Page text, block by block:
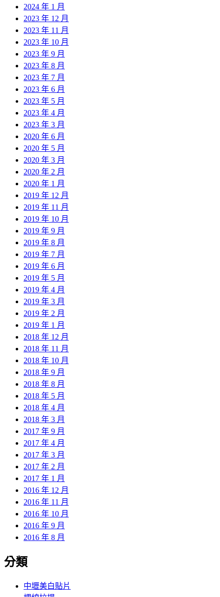
2024 年 1 月
2023 年 12 月
2023 年 11 月
2023 年 10 月
2023 年 9 月
2023 年 8 月
2023 年 7 月
2023 年 6 月
2023 年 5 月
2023 年 4 月
2023 年 3 月
2020 年 6 月
2020 年 5 月
2020 年 3 月
2020 年 2 月
2020 年 1 月
2019 年 12 月
2019 年 11 月
2019 年 10 月
2019 年 9 月
2019 年 8 月
2019 年 7 月
2019 年 6 月
2019 年 5 月
2019 年 4 月
2019 年 3 月
2019 年 2 月
2019 年 1 月
2018 年 12 月
2018 年 11 月
2018 年 10 月
2018 年 9 月
2018 年 8 月
2018 年 5 月
2018 年 4 月
2018 年 3 月
2017 年 9 月
2017 年 4 月
2017 年 3 月
2017 年 2 月
2017 年 1 月
2016 年 12 月
2016 年 11 月
2016 年 10 月
2016 年 9 月
2016 年 8 月
分類
中壢美白貼片